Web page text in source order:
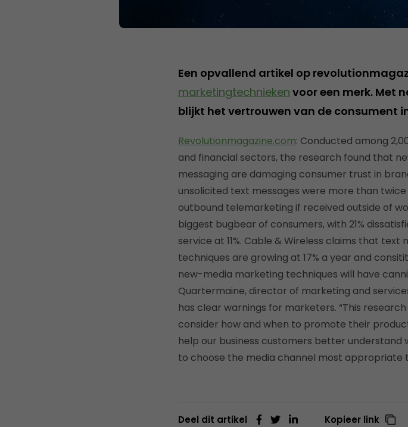
Een opvallend artikel op
marketingtechnieken voor een merk. Met
blijkt het vertrouwen van de consument
Revolutionmagazine.com: Conducted among
and financial sectors, the research found that
messaging are damaging consumer trust in
unsolicited text messages were more than
outbound telemarketing if received outside of
biggest bugbear of consumers, with 21%
service at 11%. Cable & Wireless claims that
techniques are growing at 17% a year and
new-media marketing techniques will have
Quartermaine, director of marketing and
has clear warnings for marketers. “This
consider how and when to promote their
help our business customers better
to choose the media channel most appropriate
Deel dit artikel Kopieer link